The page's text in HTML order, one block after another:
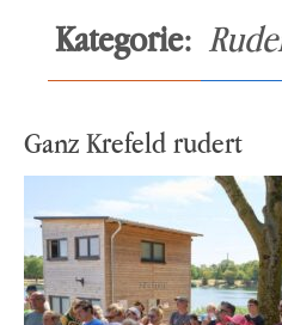
Kategorie:
Ganz Krefeld rudert